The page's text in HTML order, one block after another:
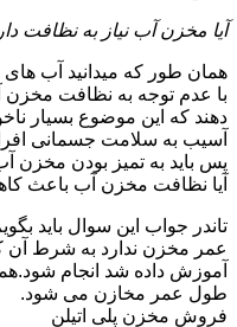
آیا مخزن آب نیاز به نظافت
همان طور که میدانید آب
با عدم توجه به نظافت مخزن
دهند که این موضوع بسیار
آسیب به سلامت جسمانی
پس باید به تمیز بودن مخزن
آیا نظافت مخزن آب
تاندر جواب این سوال باید
عمر مخزن ندارد به شرط
آموزش داده شد انجام
طول عمر مخازن می شود.
فروش مخزن پلی اتیلن